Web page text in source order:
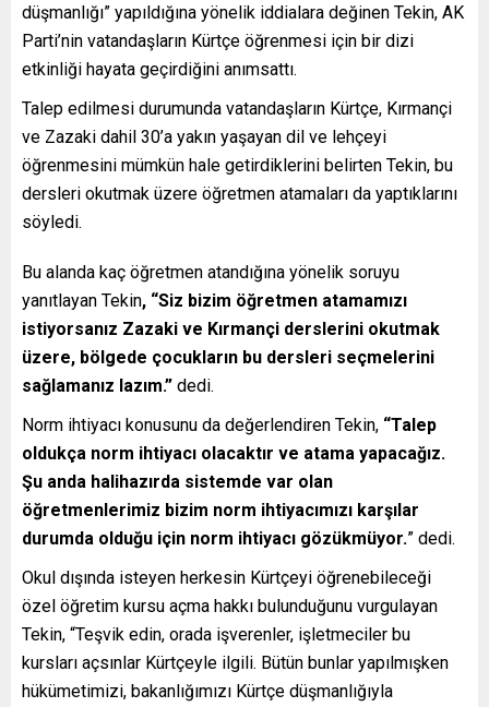
düşmanlığı” yapıldığına yönelik iddialara değinen Tekin, AK
Parti’nin vatandaşların Kürtçe öğrenmesi için bir dizi
etkinliği hayata geçirdiğini anımsattı.
Talep edilmesi durumunda vatandaşların Kürtçe, Kırmançi
ve Zazaki dahil 30’a yakın yaşayan dil ve lehçeyi
öğrenmesini mümkün hale getirdiklerini belirten Tekin, bu
dersleri okutmak üzere öğretmen atamaları da yaptıklarını
söyledi.
Bu alanda kaç öğretmen atandığına yönelik soruyu
yanıtlayan Tekin, “Siz bizim öğretmen atamamızı
istiyorsanız Zazaki ve Kırmançi derslerini okutmak
üzere, bölgede çocukların bu dersleri seçmelerini
sağlamanız lazım.” dedi.
Norm ihtiyacı konusunu da değerlendiren Tekin, “Talep
oldukça norm ihtiyacı olacaktır ve atama yapacağız.
Şu anda halihazırda sistemde var olan
öğretmenlerimiz bizim norm ihtiyacımızı karşılar
durumda olduğu için norm ihtiyacı gözükmüyor.” dedi.
Okul dışında isteyen herkesin Kürtçeyi öğrenebileceği
özel öğretim kursu açma hakkı bulunduğunu vurgulayan
Tekin, “Teşvik edin, orada işverenler, işletmeciler bu
kursları açsınlar Kürtçeyle ilgili. Bütün bunlar yapılmışken
hükümetimizi, bakanlığımızı Kürtçe düşmanlığıyla